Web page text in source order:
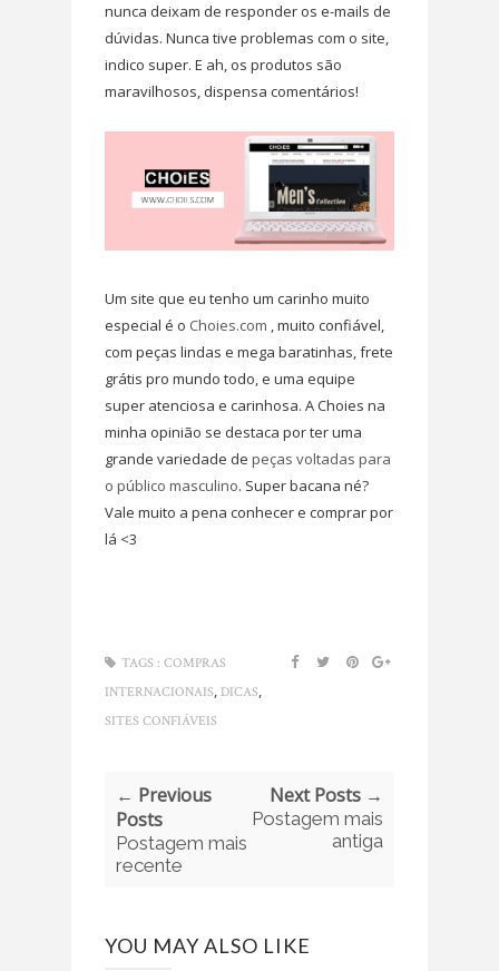
nunca deixam de responder os e-mails de
dúvidas. Nunca tive problemas com o site,
indico super. E ah, os produtos são
maravilhosos, dispensa comentários!
Um site que eu tenho um carinho muito
especial é o Choies.com , muito confiável,
com peças lindas e mega baratinhas, frete
grátis pro mundo todo, e uma equipe
super atenciosa e carinhosa. A Choies na
minha opinião se destaca por ter uma
grande variedade de peças voltadas para
o público masculino. Super bacana né?
Vale muito a pena conhecer e comprar por
lá <3
TAGS : COMPRAS
INTERNACIONAIS, DICAS,
SITES CONFIÁVEIS
← Previous
Posts
Postagem mais
recente
Next Posts →
Postagem mais
antiga
YOU MAY ALSO LIKE